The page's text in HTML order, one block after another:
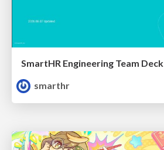
SmartHR Engineering Team Deck
smarthr